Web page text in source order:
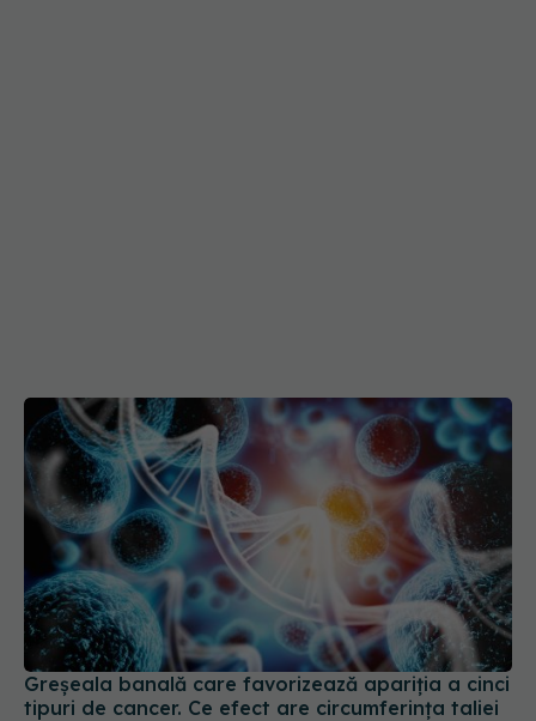
Greșeala banală care favorizează apariția a cinci
tipuri de cancer. Ce efect are circumferința taliei
14 mai 2026, 08:32